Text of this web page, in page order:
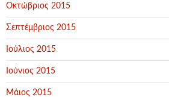
Οκτώβριος 2015
Σεπτέμβριος 2015
Ιούλιος 2015
Ιούνιος 2015
Μάιος 2015